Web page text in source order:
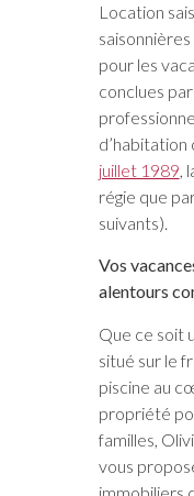
Location
pour les
conclues
d’habitation
juillet 1989,
régie que
suivants).
Vos
alentours
Que ce soit
situé sur le
piscine au
propriété
familles,
vous